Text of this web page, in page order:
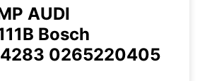
AUDI
Bosch
0265220405